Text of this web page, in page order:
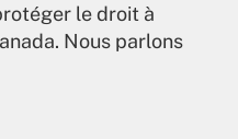
le droit à
Nous parlons